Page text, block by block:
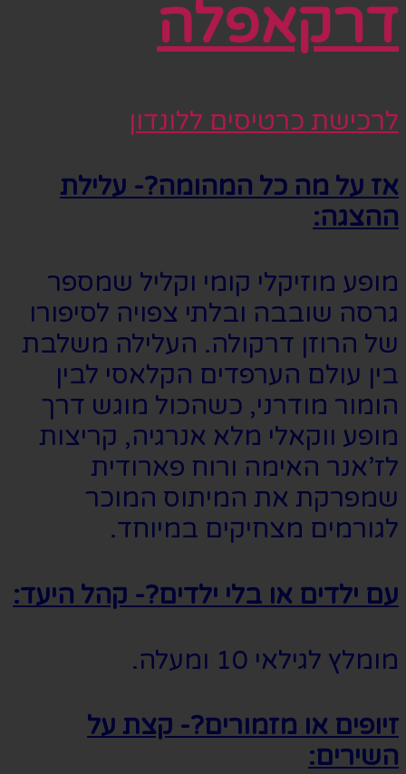
דרקאפלה
לרכישת כרטיסים ללונדון
אז על מה כל המהומה?- עלילת
ההצגה:
מופע מוזיקלי קומי וקליל שמספר
גרסה שובבה ובלתי צפויה לסיפורו
של הרוזן דרקולה. העלילה משלבת
בין עולם הערפדים הקלאסי לבין
הומור מודרני, כשהכול מוגש דרך
מופע ווקאלי מלא אנרגיה, קריצות
לז’אנר האימה ורוח פארודית
שמפרקת את המיתוס המוכר
לגורמים מצחיקים במיוחד.
עם ילדים או בלי ילדים?- קהל היעד:
מומלץ לגילאי 10 ומעלה.
זיופים או מזמורים?- קצת על
השירים: